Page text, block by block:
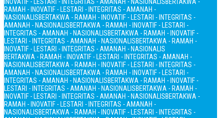
RAMAH - INOVATIF - LESTARI - INTEGRITAS - AMANAH -
NASIONALISBERTAKWA - RAMAH - INOVATIF - LESTARI - INTEGRITAS -
AMANAH - NASIONALISBERTAKWA - RAMAH - INOVATIF - LESTARI -
INTEGRITAS - AMANAH - NASIONALISBERTAKWA - RAMAH - INOVATIF -
LESTARI - INTEGRITAS - AMANAH - NASIONALISBERTAKWA - RAMAH -
INOVATIF - LESTARI - INTEGRITAS - AMANAH - NASIONALIS
BERTAKWA - RAMAH - INOVATIF - LESTARI - INTEGRITAS - AMANAH -
NASIONALISBERTAKWA - RAMAH - INOVATIF - LESTARI - INTEGRITAS -
AMANAH - NASIONALISBERTAKWA - RAMAH - INOVATIF - LESTARI -
INTEGRITAS - AMANAH - NASIONALISBERTAKWA - RAMAH - INOVATIF -
LESTARI - INTEGRITAS - AMANAH - NASIONALISBERTAKWA - RAMAH -
INOVATIF - LESTARI - INTEGRITAS - AMANAH - NASIONALISBERTAKWA -
RAMAH - INOVATIF - LESTARI - INTEGRITAS - AMANAH -
NASIONALISBERTAKWA - RAMAH - INOVATIF - LESTARI - INTEGRITAS -